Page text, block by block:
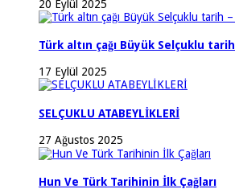
20 Eylül 2025
Türk altın çağı Büyük Selçuklu
17 Eylül 2025
SELÇUKLU ATABEYLİKLERİ
27 Ağustos 2025
Hun Ve Türk Tarihinin İlk Çağları